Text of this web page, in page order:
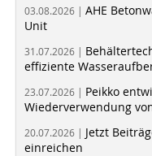
03.08.2026 | AHE
Unit
31.07.2026 |
effiziente
23.07.2026 | Peikko
Wiederverwendung
20.07.2026 | Jetzt
einreichen